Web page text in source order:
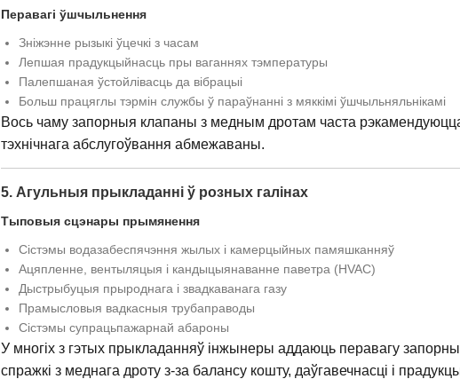
Перавагі ўшчыльнення
Зніжэнне рызыкі ўцечкі з часам
Лепшая прадукцыйнасць пры ваганнях тэмпературы
Палепшаная ўстойлівасць да вібрацыі
Больш працяглы тэрмін службы ў параўнанні з мяккімі ўшчыльняльнікамі
Вось чаму запорныя клапаны з медным дротам часта рэкамендуюцца
тэхнічнага абслугоўвання абмежаваны.
5. Агульныя прыкладанні ў розных галінах
Тыповыя сцэнары прымянення
Сістэмы водазабеспячэння жылых і камерцыйных памяшканняў
Ацяпленне, вентыляцыя і кандыцыянаванне паветра (HVAC)
Дыстрыбуцыя прыроднага і звадкаванага газу
Прамысловыя вадкасныя трубаправоды
Сістэмы супрацьпажарнай абароны
У многіх з гэтых прыкладанняў інжынеры аддаюць перавагу
спражкі з меднага дроту з-за балансу кошту, даўгавечнасці і